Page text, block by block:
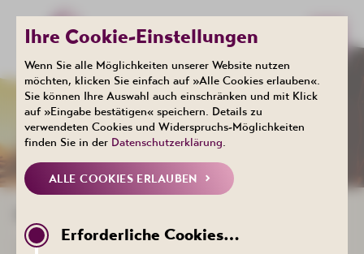
Events
NEUIGKEITEN
Leider stehen im Moment keine Neuigkeiten zur Verfügung.
Ihre Cookie-Einstellungen
Wenn Sie alle Möglichkeiten unserer Website nutzen
möchten, klicken Sie einfach auf »Alle Cookies erlauben«.
Sie können Ihre Auswahl auch einschränken und mit Klick
auf »Eingabe bestätigen« speichern. Details zu
verwendeten Cookies und Widerspruchs-Möglichkeiten
finden Sie in der Datenschutzerklärung
ALLE COOKIES ERLAUBEN
Erforderliche Cookies…